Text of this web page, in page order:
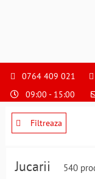
S
pentru
0764409021
comanda
0764 409 021
09:00 - 15:00
Filtreaza
Jucarii 540